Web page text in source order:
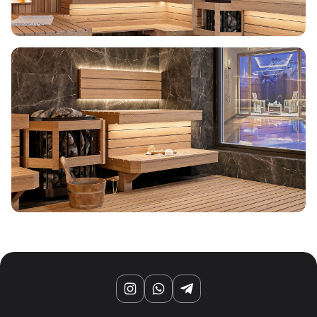
Душевые поддоны и системы слива
Интерьер
Инфракрасные сауны
Лёдогенераторы
Пародушевые
Краны
InstagramWhatsAppTelegram